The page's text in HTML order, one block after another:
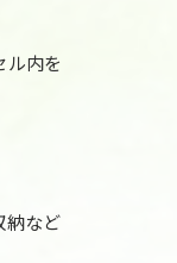
ル内を
納など